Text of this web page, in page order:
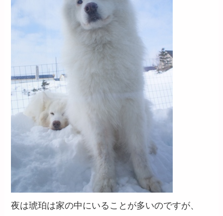
夜は琥珀は家の中にいることが多いのですが、